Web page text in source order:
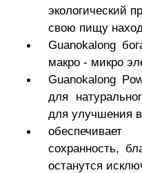
экологический
свою пищу
Guanokalong
макро - микро
Guanokalong
для
для улучшения
сохранность,
останутся